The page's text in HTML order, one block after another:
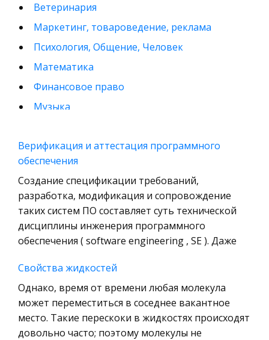
Ветеринария
Маркетинг, товароведение, реклама
Психология, Общение, Человек
Математика
Финансовое право
Музыка
кредитные отношения
Конституционное (государственное) право
зарубежных стран
Муниципальное право России
Радиоэлектроника
Право
История отечественного государства и
права
Технология
Уголовное право
Верификация и аттестация программного
обеспечения
Создание спецификации требований,
разработка, модификация и сопровождение
таких систем ПО составляет суть технической
дисциплины инженерия программного
обеспечения ( software engineering , SE ). Даже
Свойства жидкостей
Однако, время от времени любая молекула
может переместиться в соседнее вакантное
место. Такие перескоки в жидкостях происходят
довольно часто; поэтому молекулы не